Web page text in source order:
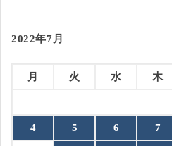
2022年7月
月 火 水 木
4 5 6 7